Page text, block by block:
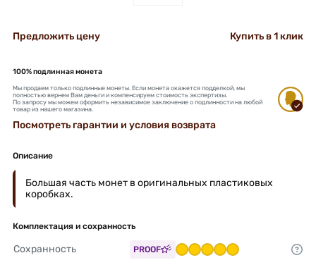
Предложить цену Купить в 1 клик
100% подлинная монета
Мы продаем только подлинные монеты. Если монета окажется подделкой, мы
полностью вернем Вам деньги и компенсируем стоимость экспертизы.
По запросу мы можем оформить независимое заключение о подлинности на любой
товар из нашего магазина.
Посмотреть гарантии и условия возврата
Описание
Большая часть монет в оригинальных пластиковых
коробках.
Комплектация и сохранность
Сохранность PROOF